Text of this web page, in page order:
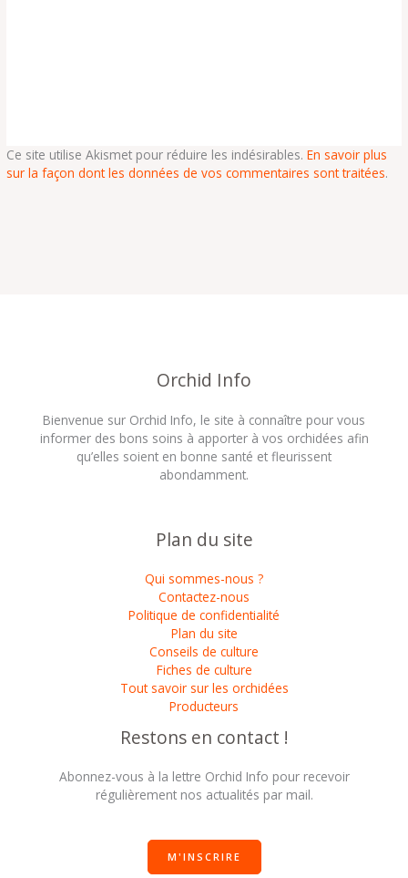
Ce site utilise Akismet pour réduire les indésirables.En savoir plus
sur la façon dont les données de vos commentaires sont traitées.
Orchid Info
Bienvenue sur Orchid Info, le site à connaître pour vous
informer des bons soins à apporter à vos orchidées afin
qu’elles soient en bonne santé et fleurissent
abondamment.
Plan du site
Qui sommes-nous ?
Contactez-nous
Politique de confidentialité
Plan du site
Conseils de culture
Fiches de culture
Tout savoir sur les orchidées
Producteurs
Restons en contact !
Abonnez-vous à la lettre Orchid Info pour recevoir
régulièrement nos actualités par mail.
M'INSCRIRE